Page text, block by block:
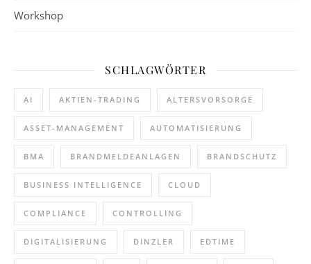
Workshop
SCHLAGWÖRTER
AI AKTIEN-TRADING ALTERSVORSORGE
ASSET-MANAGEMENT AUTOMATISIERUNG
BMA BRANDMELDEANLAGEN BRANDSCHUTZ
BUSINESS INTELLIGENCE CLOUD
COMPLIANCE CONTROLLING
DIGITALISIERUNG DINZLER EDTIME